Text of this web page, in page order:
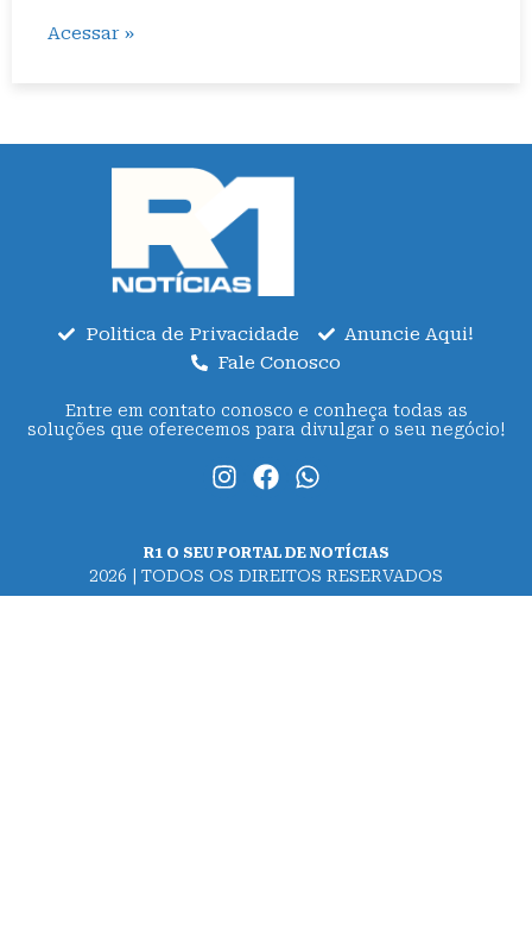
Acessar »
Politica de Privacidade
Anuncie Aqui!
Fale Conosco
Entre em contato conosco e conheça todas as
soluções que oferecemos para divulgar o seu negócio!
R1 O SEU PORTAL DE NOTÍCIAS
2026 | TODOS OS DIREITOS RESERVADOS